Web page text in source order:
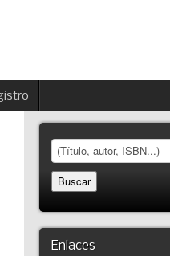
Enlaces